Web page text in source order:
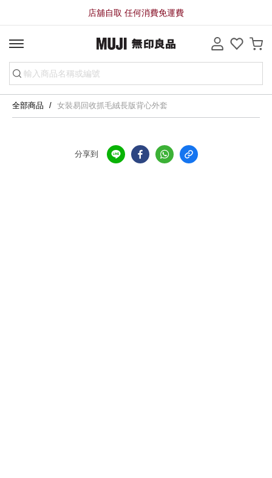
店舖自取 任何消費免運費
全部商品 女裝易回收抓毛絨長版背心外套
分享到